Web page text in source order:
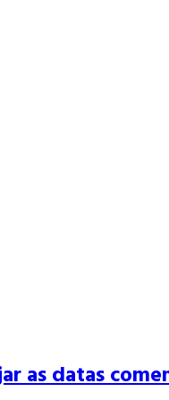
as datas